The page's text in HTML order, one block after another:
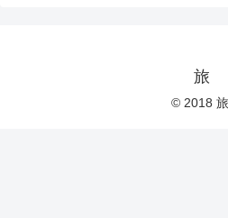
旅
© 2018 旅.